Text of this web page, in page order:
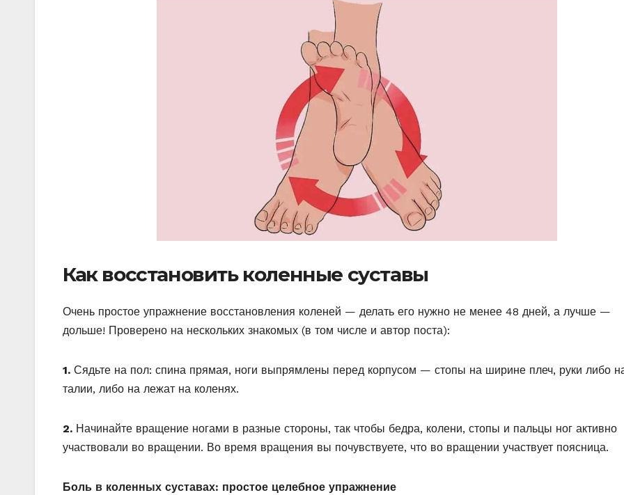
Как восстановить коленные суставы
Очень простое упражнение восстановления коленей — делать его нужно не менее 48 дней, а лучше —
дольше! Проверено на нескольких знакомых (в том числе и автор поста):
1. Сядьте на пол: спина прямая, ноги выпрямлены перед корпусом — стопы на ширине плеч, руки либо
талии, либо на лежат на коленях.
2. Начинайте вращение ногами в разные стороны, так чтобы бедра, колени, стопы и пальцы ног активно
участвовали во вращении. Во время вращения вы почувствуете, что во вращении участвует поясница.
Боль в коленных суставах: простое целебное упражнение